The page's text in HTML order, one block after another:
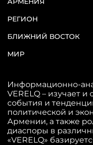
РЕГИОН
БЛИЖНИЙ ВОСТОК
МИР
Информационно-
VERELQ – изучает
события и
политической и
Армении, а также
диаспоры в
«VERELQ»